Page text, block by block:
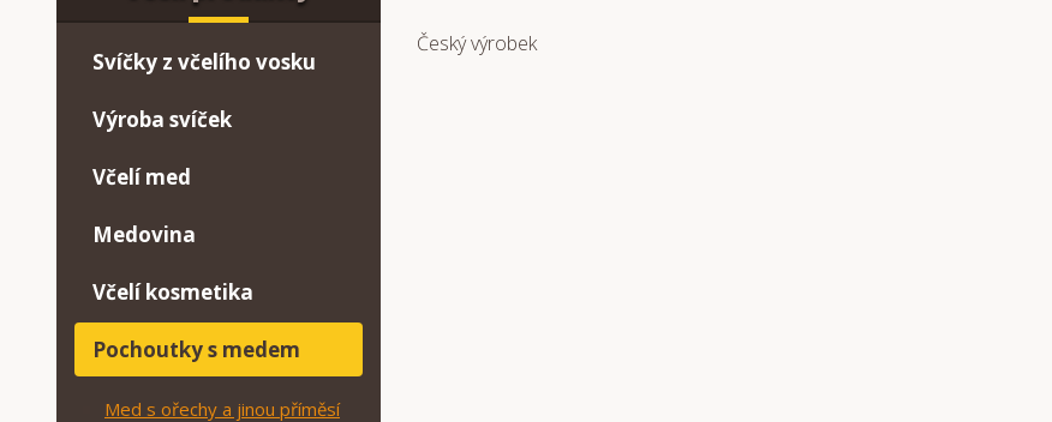
Český výrobek
Svíčky z včelího vosku
Výroba svíček
Včelí med
Medovina
Včelí kosmetika
Pochoutky s medem
Med s ořechy a jinou příměsí